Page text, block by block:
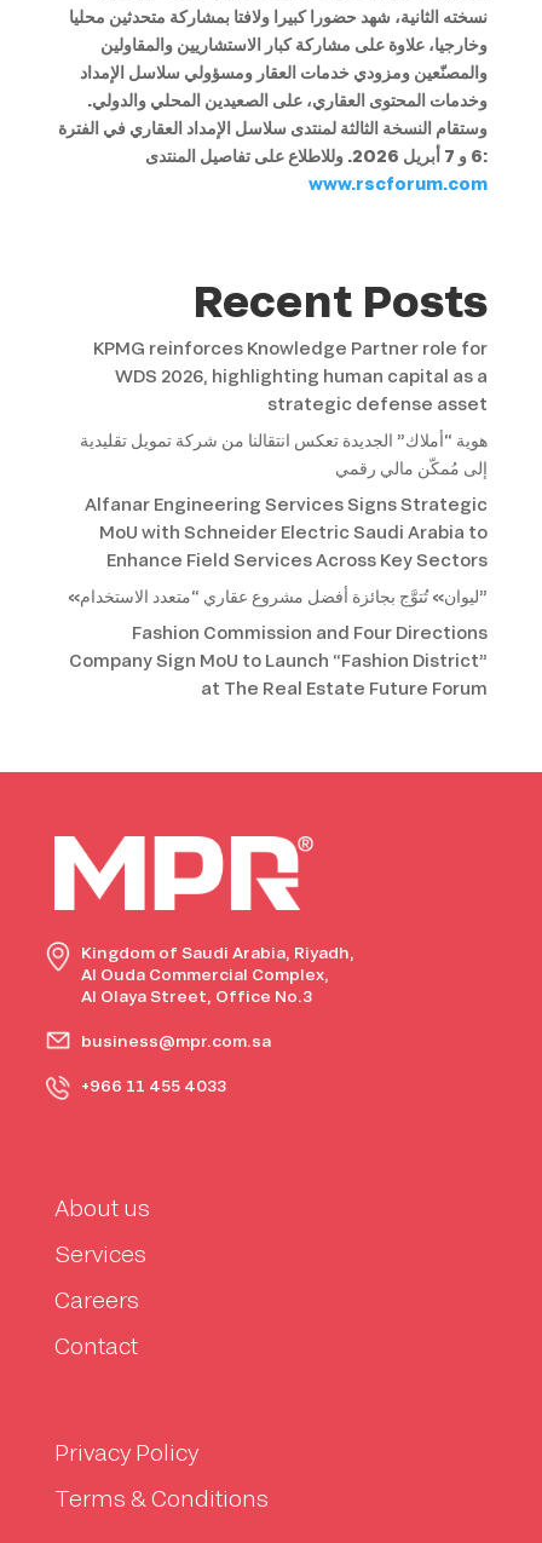
نسخته الثانية، شهد حضورا كبيرا ولافتا بمشاركة متحدثين محليا
وخارجيا، علاوة على مشاركة كبار الاستشاريين والمقاولين
والمصنّعين ومزودي خدمات العقار ومسؤولي سلاسل الإمداد
وخدمات المحتوى العقاري، على الصعيدين المحلي والدولي.
وستقام النسخة الثالثة لمنتدى سلاسل الإمداد العقاري في الفترة
6 و 7 أبريل 2026. وللاطلاع على تفاصيل المنتدى:
www.rscforum.com
Recent Posts
KPMG reinforces Knowledge Partner role for
WDS 2026, highlighting human capital as a
strategic defense asset
هوية “أملاك” الجديدة تعكس انتقالنا من شركة تمويل تقليدية
إلى مُمكّن مالي رقمي
Alfanar Engineering Services Signs Strategic
MoU with Schneider Electric Saudi Arabia to
Enhance Field Services Across Key Sectors
«ليوان» تُتوَّج بجائزة أفضل مشروع عقاري “متعدد الاستخدام”
Fashion Commission and Four Directions
Company Sign MoU to Launch “Fashion District”
at The Real Estate Future Forum
Kingdom of Saudi Arabia, Riyadh,
Al Ouda Commercial Complex,
Al Olaya Street, Office No.3
business@mpr.com.sa
+966 11 455 4033
About us
Services
Careers
Contact
Privacy Policy
Terms & Conditions